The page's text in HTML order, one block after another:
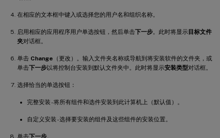
在相应的文本框中键入或选择您的用户名和组织名称。
启用相应的应用程序用户单选按钮，然后单击下一步。此时将显示目标文件
夹对话框。
单击 Change （更改）。输入文件夹名称或导航到将安装软件的文件夹，或
单击下一步以将控制台安装到默认文件夹中。此时将显示安装类型对话框。
选择恰当的单选按钮：
完整安装 - 将所有组件和选件安装到此计算机上（默认值）。
自定义安装 - 选择要安装的组件及这些组件的安装位置。
单击下一步。